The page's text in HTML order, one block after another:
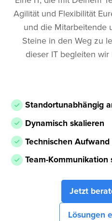
Agilität und Flexibilität
und die Mitarbeitende
Steine in den Weg zu
dieser IT begleiten
Jetzt
Lösungen
Standortunabhängig
Dynamisch skalieren
Technischen
Team-Kommunikation